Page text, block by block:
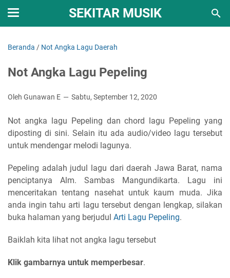
SEKITAR MUSIK
Beranda / Not Angka Lagu Daerah
Not Angka Lagu Pepeling
Oleh Gunawan E Sabtu, September 12, 2020
Not angka lagu Pepeling dan chord lagu Pepeling yang
diposting di sini. Selain itu ada audio/video lagu tersebut
untuk mendengar melodi lagunya.
Pepeling adalah judul lagu dari daerah Jawa Barat, nama
penciptanya Alm. Sambas Mangundikarta. Lagu ini
menceritakan tentang nasehat untuk kaum muda. Jika
anda ingin tahu arti lagu tersebut dengan lengkap, silakan
buka halaman yang berjudul Arti Lagu Pepeling.
Baiklah kita lihat not angka lagu tersebut
Klik gambarnya untuk memperbesar.